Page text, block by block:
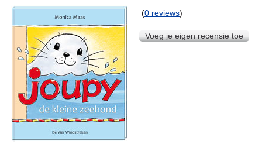
(0 reviews)
Voeg je eigen recensie toe